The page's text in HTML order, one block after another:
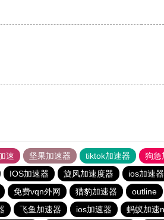
速 坚果加速器 tiktok加速器 狗急
IOS加速器 旋风加速度器 ios加速器
免费vqn外网 猎豹加速器 outline
飞鱼加速器 ios加速器 蚂蚁加速